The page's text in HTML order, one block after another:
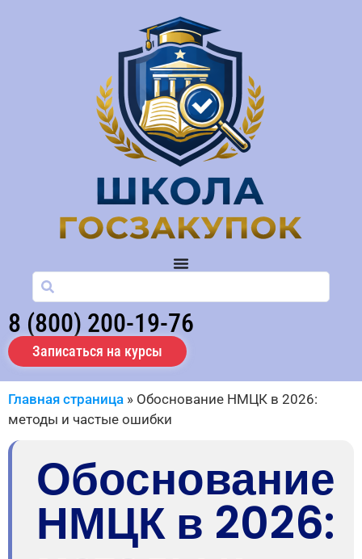
8 (800) 200-19-76
Записаться на курсы
Главная страница » Обоснование НМЦК в 2026:
методы и частые ошибки
Обоснование
НМЦК в 2026: